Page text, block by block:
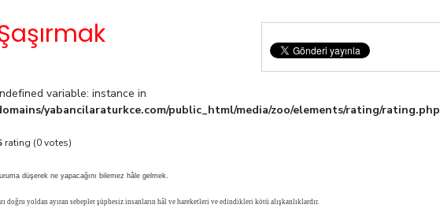
variable: instance in
yabancilaraturkce.com/public_html/media/zoo/elements/rating/rating.php
rating (0 votes)
düşerek ne yapacağını bilemez hâle gelmek.
doğru yoldan ayıran sebepler şüphesiz insanların hâl ve hareketleri ve edindikleri kötü alışkanlıklardır.